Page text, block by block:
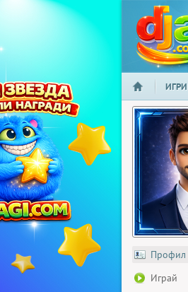
djagi.com
НАЧАЛО
ИГРИ
Профил
Играй